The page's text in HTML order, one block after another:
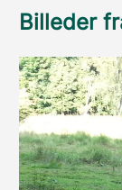
Billeder